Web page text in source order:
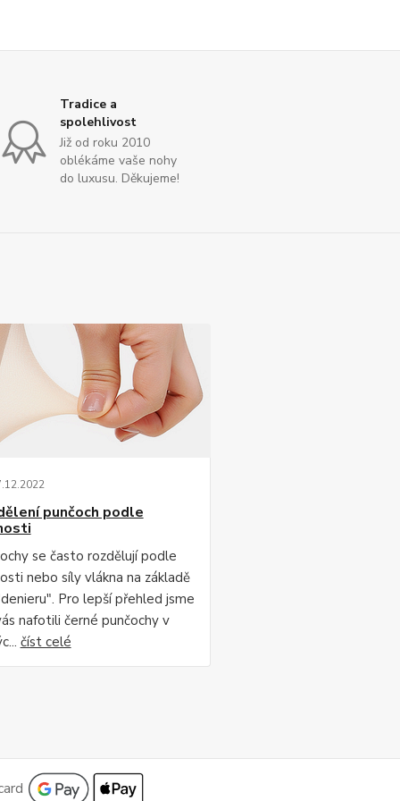
Tradice a
spolehlivost
Již od roku 2010
oblékáme vaše nohy
do luxusu. Děkujeme!
.12.2022
punčoch podle
se často rozdělují podle
nebo síly vlákna na základě
Pro lepší přehled jsme
nafotili černé punčochy v
číst celé